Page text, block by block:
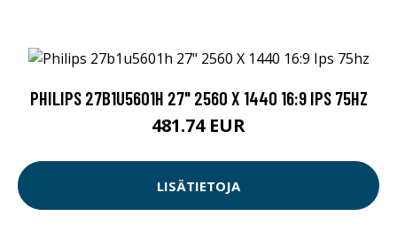
PHILIPS 27B1U5601H 27" 2560 X 1440 16:9 IPS 75HZ
481.74 EUR
LISÄTIETOJA